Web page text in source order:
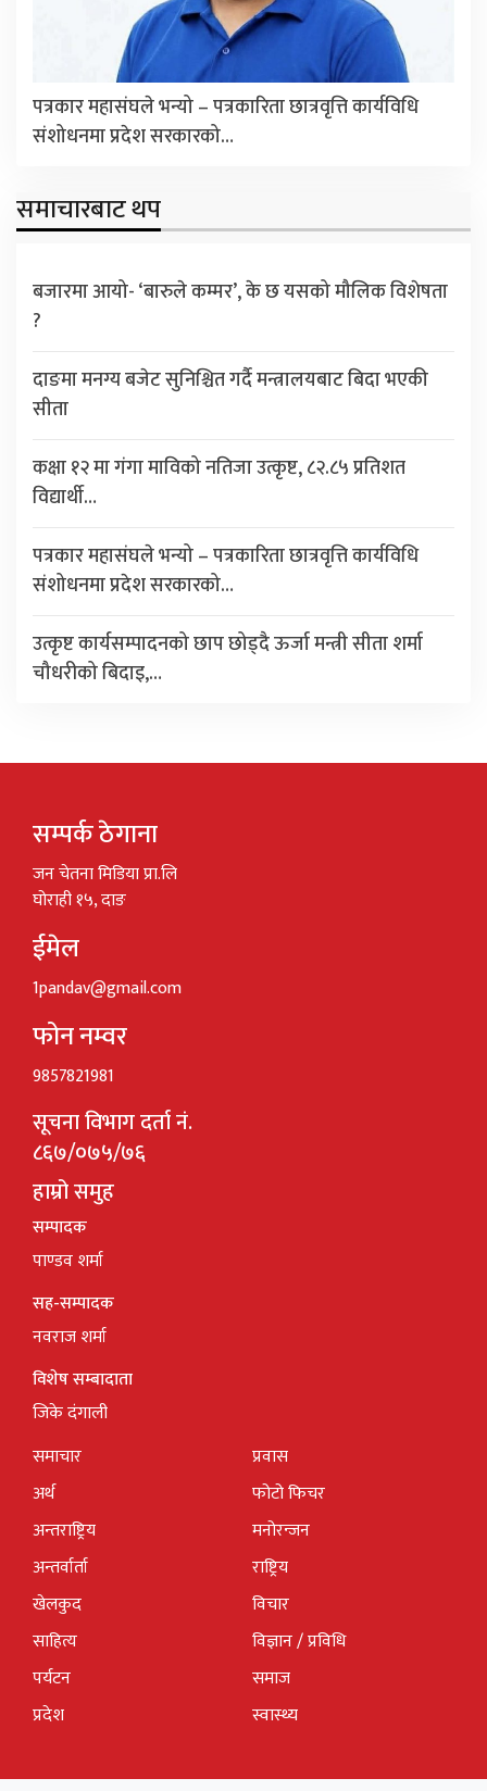
पत्रकार महासंघले भन्यो – पत्रकारिता छात्रवृत्ति कार्यविधि
संशोधनमा प्रदेश सरकारको…
समाचारबाट थप
बजारमा आयो- ‘बारुले कम्मर’, के छ यसको मौलिक विशेषता
?
दाङमा मनग्य बजेट सुनिश्चित गर्दै मन्त्रालयबाट बिदा भएकी
सीता
कक्षा १२ मा गंगा माविको नतिजा उत्कृष्ट, ८२.८५ प्रतिशत
विद्यार्थी…
पत्रकार महासंघले भन्यो – पत्रकारिता छात्रवृत्ति कार्यविधि
संशोधनमा प्रदेश सरकारको…
उत्कृष्ट कार्यसम्पादनको छाप छोड्दै ऊर्जा मन्त्री सीता शर्मा
चौधरीको बिदाइ,…
सम्पर्क ठेगाना
जन चेतना मिडिया प्रा.लि
घोराही १५, दाङ
ईमेल
1pandav@gmail.com
फोन नम्वर
9857821981
सूचना विभाग दर्ता नं.
८६७/०७५/७६
हाम्रो समुह
सम्पादक
पाण्डव शर्मा
सह-सम्पादक
नवराज शर्मा
विशेष सम्बादाता
जिके दंगाली
समाचार
अर्थ
अन्तराष्ट्रिय
अन्तर्वार्ता
खेलकुद
साहित्य
पर्यटन
प्रदेश
प्रवास
फोटो फिचर
मनोरन्जन
राष्ट्रिय
विचार
विज्ञान / प्रविधि
समाज
स्वास्थ्य